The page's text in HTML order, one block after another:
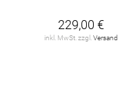
229,00 €
inkl. MwSt. zzgl. Versand